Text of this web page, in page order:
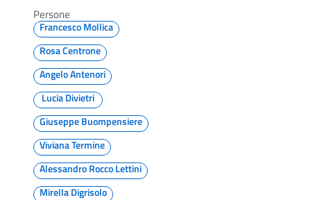
Persone
Francesco Mollica
Rosa Centrone
Angelo Antenori
Lucia Divietri
Giuseppe Buompensiere
Viviana Termine
Alessandro Rocco Lettini
Mirella Digrisolo